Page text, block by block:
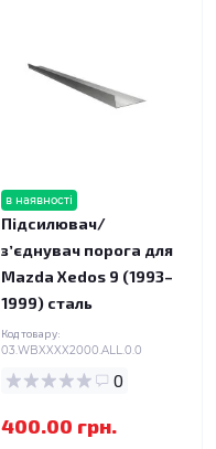
в наявності
Підсилювач/
зʼєднувач порога для
Mazda Xedos 9 (1993–
1999) сталь
Код товару:
03.WBXXXX2000.ALL.0.0
0
400.00 грн.